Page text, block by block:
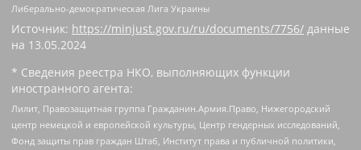
Либерально-демократическая Лига Украины
Источник: https://minjust.gov.ru/ru/documents/7756/ данные
на 13.05.2024
* Сведения реестра НКО, выполняющих функции
иностранного агента:
Лилит, Правозащитная группа Гражданин.Армия.Право, Нижегородский
центр немецкой и европейской культуры, Центр гендерных исследований,
Фонд защиты прав граждан Штаб, Институт права и публичной политики,